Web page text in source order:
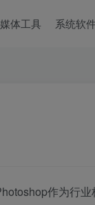
媒体工具 系统软
作为行